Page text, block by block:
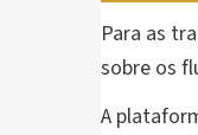
Para as
sobre os
A